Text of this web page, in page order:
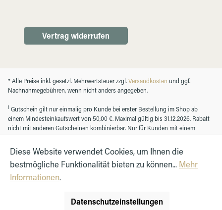
Vertrag widerrufen
* Alle Preise inkl. gesetzl. Mehrwertsteuer zzgl.Versandkosten und ggf.
Nachnahmegebühren, wenn nicht anders angegeben.
1 Gutschein gilt nur einmalig pro Kunde bei erster Bestellung im Shop ab
einem Mindesteinkaufswert von 50,00 €. Maximal gültig bis 31.12.2026. Rabatt
nicht mit anderen Gutscheinen kombinierbar. Nur für Kunden mit einem
registrierten Kundenkonto.
Diese Website verwendet Cookies, um Ihnen die
bestmögliche Funktionalität bieten zu können... Mehr
Informationen.
Datenschutzeinstellungen